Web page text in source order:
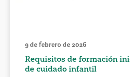
9 de febrero de 2026
Requisitos de formación
de cuidado infantil